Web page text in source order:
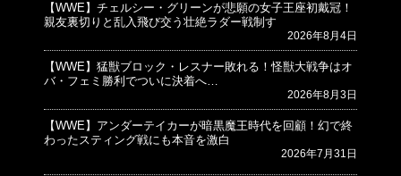
【WWE】チェルシー・グリーンが悲願の女子王座初戴冠！
親友裏切りと乱入飛び交う壮絶ラダー戦制す
2026年8月4日
【WWE】猛獣ブロック・レスナー敗れる！怪獣大戦争はオ
バ・フェミ勝利でついに決着へ…
2026年8月3日
【WWE】アンダーテイカーが暗黒魔王時代を回顧！幻で終
わったスティング戦にも本音を激白
2026年7月31日